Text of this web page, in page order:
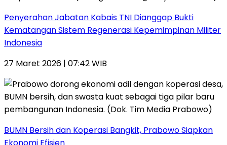
Penyerahan Jabatan Kabais TNI Dianggap Bukti
Kematangan Sistem Regenerasi Kepemimpinan Militer
Indonesia
27 Maret 2026 | 07:42 WIB
BUMN Bersih dan Koperasi Bangkit, Prabowo Siapkan